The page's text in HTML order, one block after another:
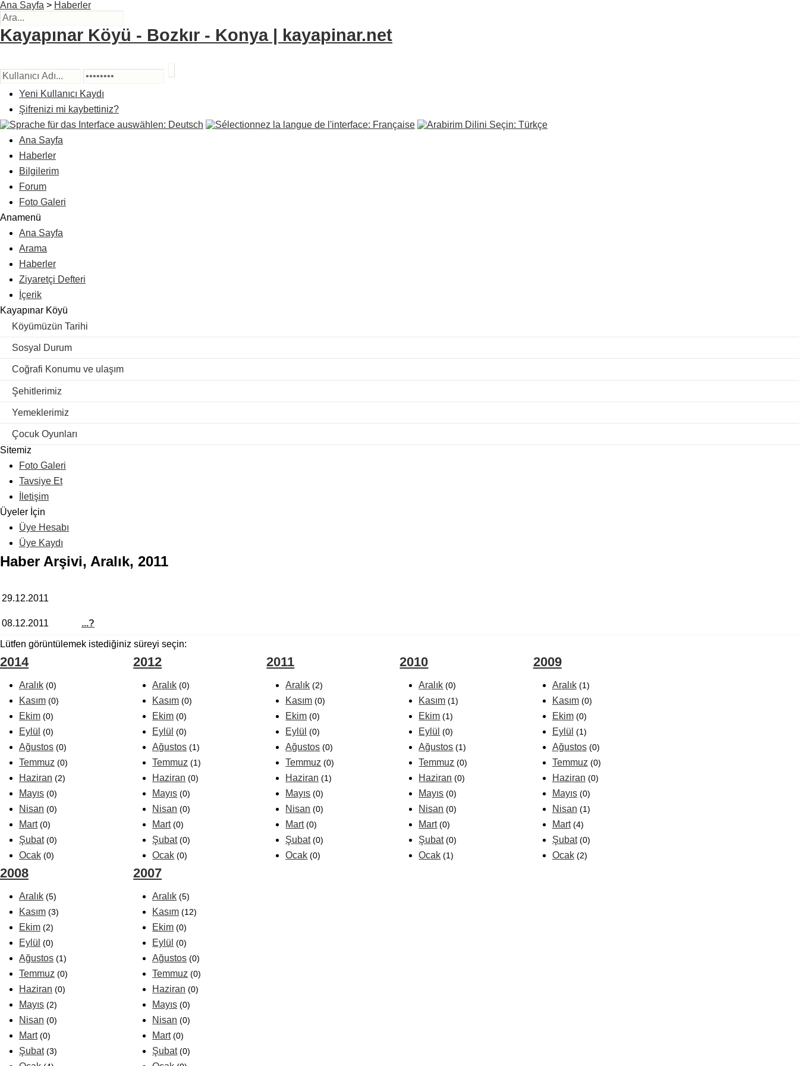
Ana Sayfa > Haberler
Kayapınar Köyü - Bozkır - Konya | kayapinar.net
Yeni Kullanıcı Kaydı
Şifrenizi mi kaybettiniz?
Ana Sayfa
Haberler
Bilgilerim
Forum
Foto Galeri
Anamenü
Ana Sayfa
Arama
Haberler
Ziyaretçi Defteri
İçerik
Kayapınar Köyü
Köyümüzün Tarihi
Sosyal Durum
Coğrafi Konumu ve ulaşım
Şehitlerimiz
Yemeklerimiz
Çocuk Oyunları
Sitemiz
Foto Galeri
Tavsiye Et
İletişim
Üyeler İçin
Üye Hesabı
Üye Kaydı
Haber Arşivi, Aralık, 2011
29.12.2011
08.12.2011 ...?
Lütfen görüntülemek istediğiniz süreyi seçin:
2014
Aralık (0)
Kasım (0)
Ekim (0)
Eylül (0)
Ağustos (0)
Temmuz (0)
Haziran (2)
Mayıs (0)
Nisan (0)
Mart (0)
Şubat (0)
Ocak (0)
2012
Aralık (0)
Kasım (0)
Ekim (0)
Eylül (0)
Ağustos (1)
Temmuz (1)
Haziran (0)
Mayıs (0)
Nisan (0)
Mart (0)
Şubat (0)
Ocak (0)
2011
Aralık (2)
Kasım (0)
Ekim (0)
Eylül (0)
Ağustos (0)
Temmuz (0)
Haziran (1)
Mayıs (0)
Nisan (0)
Mart (0)
Şubat (0)
Ocak (0)
2010
Aralık (0)
Kasım (1)
Ekim (1)
Eylül (0)
Ağustos (1)
Temmuz (0)
Haziran (0)
Mayıs (0)
Nisan (0)
Mart (0)
Şubat (0)
Ocak (1)
2009
Aralık (1)
Kasım (0)
Ekim (0)
Eylül (1)
Ağustos (0)
Temmuz (0)
Haziran (0)
Mayıs (0)
Nisan (1)
Mart (4)
Şubat (0)
Ocak (2)
2008
Aralık (5)
Kasım (3)
Ekim (2)
Eylül (0)
Ağustos (1)
Temmuz (0)
Haziran (0)
Mayıs (2)
Nisan (0)
Mart (0)
Şubat (3)
2007
Aralık (5)
Kasım (12)
Ekim (0)
Eylül (0)
Ağustos (0)
Temmuz (0)
Haziran (0)
Mayıs (0)
Nisan (0)
Mart (0)
Şubat (0)